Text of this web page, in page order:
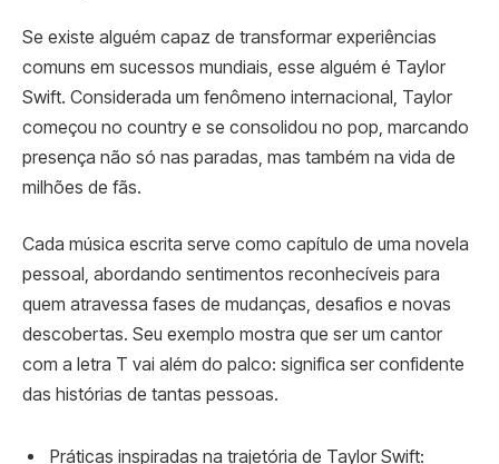
Se existe alguém capaz de transformar experiências
comuns em sucessos mundiais, esse alguém é Taylor
Swift. Considerada um fenômeno internacional, Taylor
começou no country e se consolidou no pop, marcando
presença não só nas paradas, mas também na vida de
milhões de fãs.
Cada música escrita serve como capítulo de uma novela
pessoal, abordando sentimentos reconhecíveis para
quem atravessa fases de mudanças, desafios e novas
descobertas. Seu exemplo mostra que ser um cantor
com a letra T vai além do palco: significa ser confidente
das histórias de tantas pessoas.
Práticas inspiradas na trajetória de Taylor Swift: